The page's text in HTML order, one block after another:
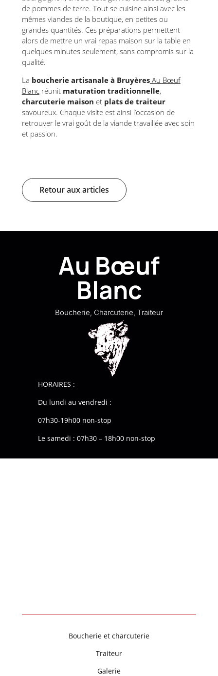
de pommes de terre. Tout se cuisine ainsi avec les
mêmes viandes de la boutique, en petites ou
grandes quantités. Ces préparations permettent
alors de mettre un vrai repas maison sur la table en
quelques minutes seulement, sans compromis sur la
qualité.
La boucherie artisanale à BruyèresAu Bœuf
Blancréunit maturation traditionnelle,
charcuterie maison et plats de traiteur
savoureux. Chaque visite est ainsi l’occasion de
retrouver le vrai goût de la viande travaillée avec soin
et passion.
Retour aux articles
Au Bœuf
Blanc
Boucherie, Charcuterie, Traiteur
HORAIRES :
Du lundi au vendredi :
07h30-19h00 non-stop
Le samedi : 07h30 – 18h00 non-stop
Boucherie et charcuterie
Traiteur
Galerie